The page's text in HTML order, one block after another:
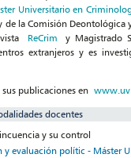
Universitario en
la Comisión
ReCrim y Magistrado
extranjeros y es
sus publicaciones en
docentes
y su control
evaluación polític - Máster